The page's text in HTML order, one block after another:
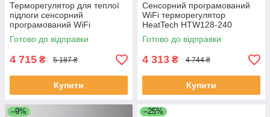
Терморегулятор для теплої
підлоги сенсорний
програмований WiFi
HeatTech термостат,
теплорегулятор кімнатний
Готово до відправки
4 715 ₴ 5 187 ₴
Купити
Сенсорний програмований
WiFi терморегулятор
HeatTech HTW128-240
Готово до відправки
4 313 ₴ 4 744 ₴
Купити
–9% –25%